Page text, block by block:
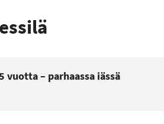
vuotta – parhaassa iässä